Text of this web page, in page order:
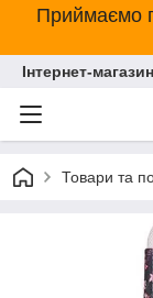
Приймаємо
Інтернет-
Товари та